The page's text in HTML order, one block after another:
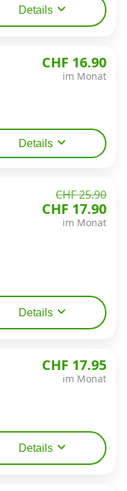
Details
CHF 16.90
im Monat
Details
CHF 25.90
CHF 17.90
im Monat
Details
CHF 17.95
im Monat
Details